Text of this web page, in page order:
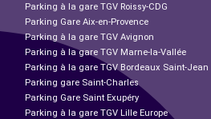
Parking à la gare TGV Roissy-CDG
Parking Gare Aix-en-Provence
Parking à la gare TGV Avignon
Parking à la gare TGV Marne-la-Vallée
Parking à la gare TGV Bordeaux Saint-Jean
Parking gare Saint-Charles
Parking Gare Saint Exupéry
Parking à la gare TGV Lille Europe